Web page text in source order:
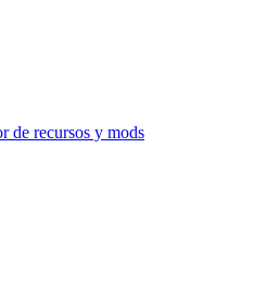
de recursos y mods